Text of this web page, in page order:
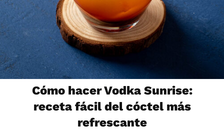
Cómo hacer Vodka Sunrise:
receta fácil del cóctel más
refrescante